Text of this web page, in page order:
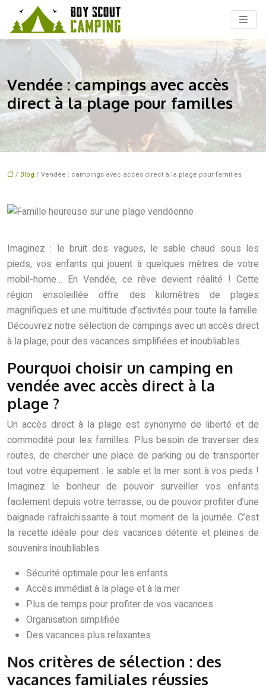
Vendée : campings avec accès
direct à la plage pour familles
/ Blog / Vendée : campings avec accès direct à la plage pour familles
Imaginez : le bruit des vagues, le sable chaud sous les
pieds, vos enfants qui jouent à quelques mètres de votre
mobil-home… En Vendée, ce rêve devient réalité ! Cette
région ensoleillée offre des kilomètres de plages
magnifiques et une multitude d’activités pour toute la famille.
Découvrez notre sélection de campings avec un accès direct
à la plage, pour des vacances simplifiées et inoubliables.
Pourquoi choisir un camping en
vendée avec accès direct à la
plage ?
Un accès direct à la plage est synonyme de liberté et de
commodité pour les familles. Plus besoin de traverser des
routes, de chercher une place de parking ou de transporter
tout votre équipement : le sable et la mer sont à vos pieds !
Imaginez le bonheur de pouvoir surveiller vos enfants
facilement depuis votre terrasse, ou de pouvoir profiter d’une
baignade rafraîchissante à tout moment de la journée. C’est
la recette idéale pour des vacances détente et pleines de
souvenirs inoubliables.
Sécurité optimale pour les enfants
Accès immédiat à la plage et à la mer
Plus de temps pour profiter de vos vacances
Organisation simplifiée
Des vacances plus relaxantes
Nos critères de sélection : des
vacances familiales réussies